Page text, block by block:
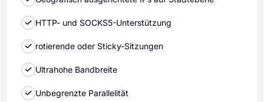
HTTP- und SOCKS5-Unterstützung
rotierende oder Sticky-Sitzungen
Ultrahohe Bandbreite
Unbegrenzte Parallelität